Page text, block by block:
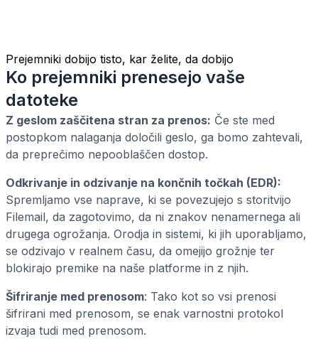
Prejemniki dobijo tisto, kar želite, da dobijo
Ko prejemniki prenesejo vaše
datoteke
Z geslom zaščitena stran za prenos: Če ste med
postopkom nalaganja določili geslo, ga bomo zahtevali,
da preprečimo nepooblaščen dostop.
Odkrivanje in odzivanje na končnih točkah (EDR):
Spremljamo vse naprave, ki se povezujejo s storitvijo
Filemail, da zagotovimo, da ni znakov nenamernega ali
drugega ogrožanja. Orodja in sistemi, ki jih uporabljamo,
se odzivajo v realnem času, da omejijo grožnje ter
blokirajo premike na naše platforme in z njih.
Šifriranje med prenosom: Tako kot so vsi prenosi
šifrirani med prenosom, se enak varnostni protokol
izvaja tudi med prenosom.